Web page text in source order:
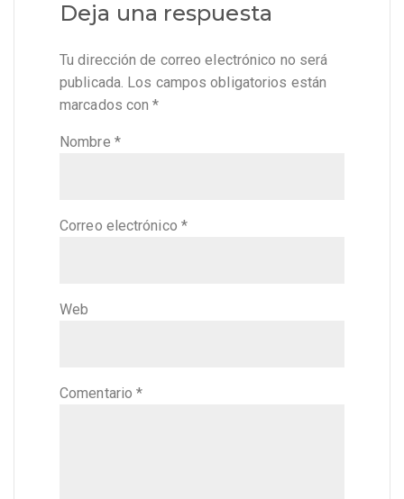
Deja una respuesta
Tu dirección de correo electrónico no será
publicada. Los campos obligatorios están
marcados con*
Nombre *
Correo electrónico *
Web
Comentario*